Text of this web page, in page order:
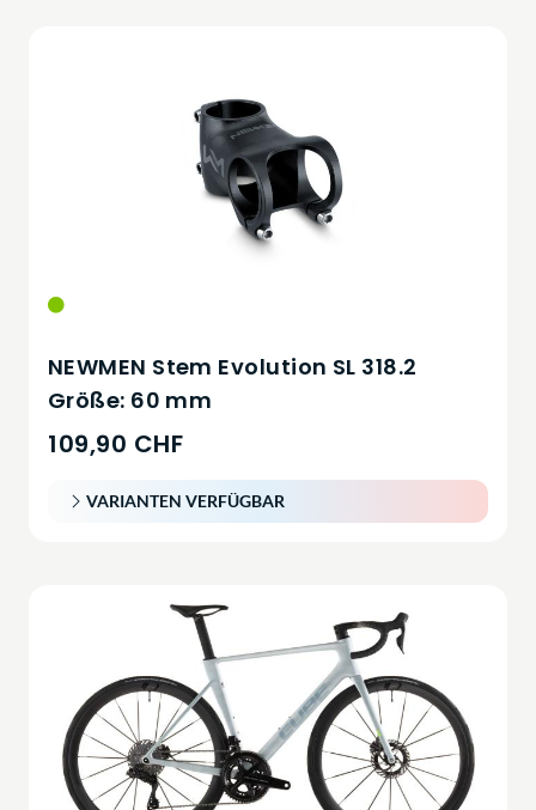
NEWMEN Stem Evolution SL 318.2
Größe: 60 mm
109,90 CHF
VARIANTEN VERFÜGBAR